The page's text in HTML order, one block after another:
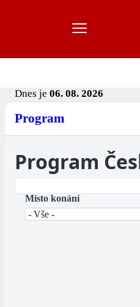
Dnes je 06. 08. 2026
Program
Program
Místo konání